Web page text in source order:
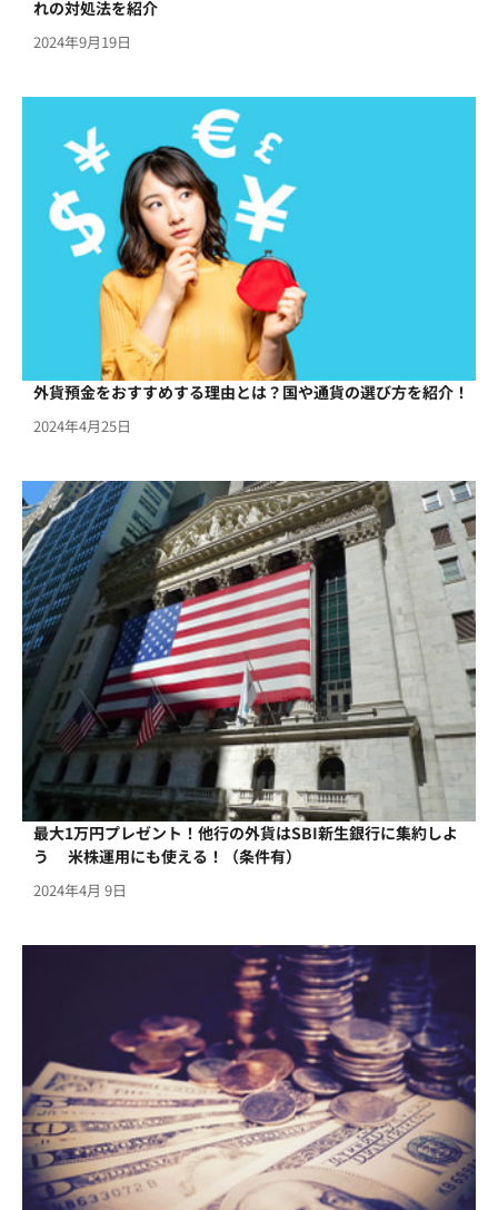
れの対処法を紹介
2024年9月19日
外貨預金をおすすめする理由とは？国や通貨の選び方を紹介！
2024年4月25日
最大1万円プレゼント！他行の外貨はSBI新生銀行に集約しよ
う 米株運用にも使える！（条件有）
2024年4月 9日